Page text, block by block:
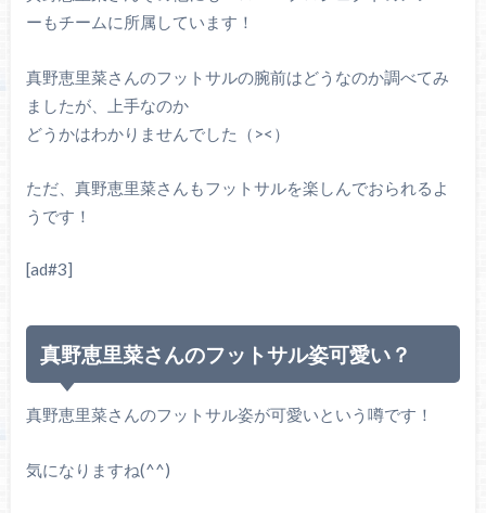
ーもチームに所属しています！
真野恵里菜さんのフットサルの腕前はどうなのか調べてみ
ましたが、上手なのか
どうかはわかりませんでした（><）
ただ、真野恵里菜さんもフットサルを楽しんでおられるよ
うです！
[ad#3]
真野恵里菜さんのフットサル姿可愛い？
真野恵里菜さんのフットサル姿が可愛いという噂です！
気になりますね(^^)